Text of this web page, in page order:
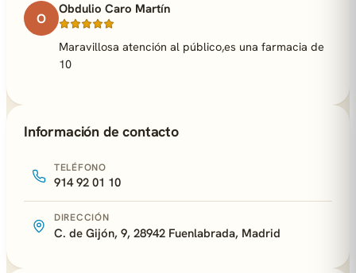
O
Obdulio Caro Martín
Maravillosa atención al público,es una farmacia de
10
Información de contacto
TELÉFONO
914 92 01 10
DIRECCIÓN
C. de Gijón, 9, 28942 Fuenlabrada, Madrid